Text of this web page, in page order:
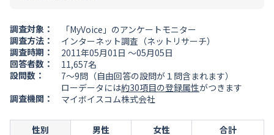
調査対象：
「MyVoice」のアンケートモニター
調査方法：
インターネット調査（ネットリサーチ）
調査時期：
2011年05月01日 ～05月05日
回答者数：
11,657名
設問数：
7～9問（自由回答の設問が１問含まれます）
ローデータには約30項目の登録属性がつきます
調査機関：
マイボイスコム株式会社
性別 男性 女性
合計